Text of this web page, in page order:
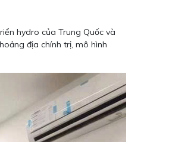
hydro của Trung Quốc và
địa chính trị, mô hình